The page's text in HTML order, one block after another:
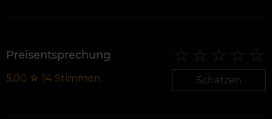
Preisentsprechung
5,00 ☆ 14 Stimmen Schätzen